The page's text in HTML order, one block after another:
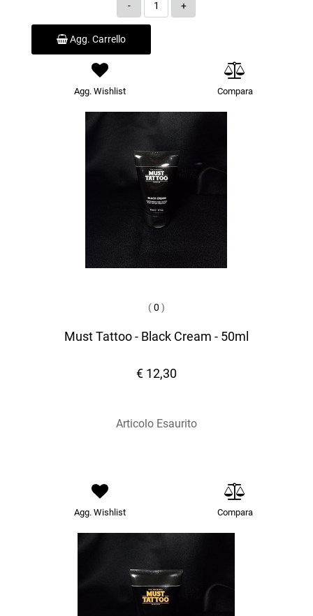
Agg. Carrello
Agg. Wishlist Compara
(0 )
Must Tattoo - Black Cream - 50ml
€ 12,30
Articolo Esaurito
Agg. Wishlist Compara